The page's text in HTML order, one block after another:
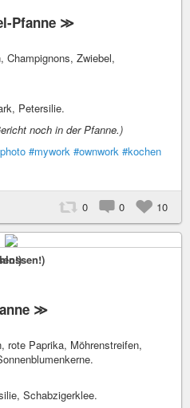
Pfanne ≫
Champignons, Zwiebel,
Petersilie.
noch in der Pfanne.)
#mywork #ownwork #kochen
0 0 10
≫
rote Paprika, Möhrenstreifen,
Schabzigerklee.